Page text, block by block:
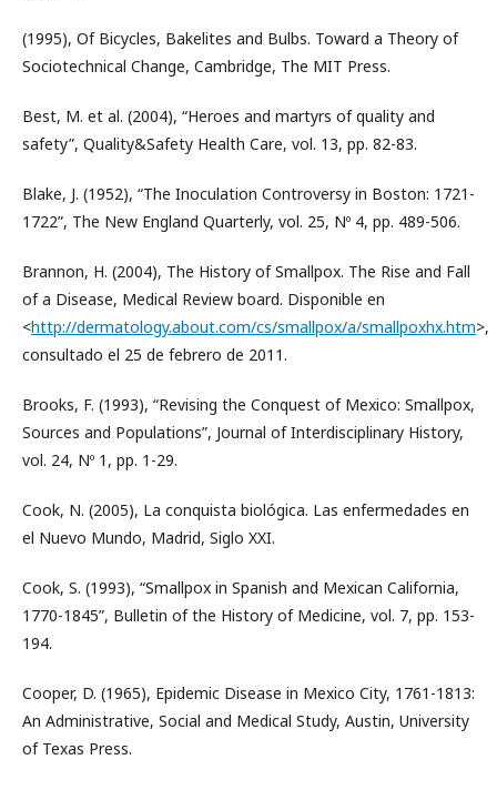
(1995), Of Bicycles, Bakelites and Bulbs. Toward a Theory of
Sociotechnical Change, Cambridge, The MIT Press.
Best, M. et al. (2004), “Heroes and martyrs of quality and
safety”, Quality&Safety Health Care, vol. 13, pp. 82-83.
Blake, J. (1952), “The Inoculation Controversy in Boston: 1721-
1722”, The New England Quarterly, vol. 25, Nº 4, pp. 489-506.
Brannon, H. (2004), The History of Smallpox. The Rise and Fall
of a Disease, Medical Review board. Disponible en
<http://dermatology.about.com/cs/smallpox/a/smallpoxhx.htm>,
consultado el 25 de febrero de 2011.
Brooks, F. (1993), “Revising the Conquest of Mexico: Smallpox,
Sources and Populations”, Journal of Interdisciplinary History,
vol. 24, Nº 1, pp. 1-29.
Cook, N. (2005), La conquista biológica. Las enfermedades en
el Nuevo Mundo, Madrid, Siglo XXI.
Cook, S. (1993), “Smallpox in Spanish and Mexican California,
1770-1845”, Bulletin of the History of Medicine, vol. 7, pp. 153-
194.
Cooper, D. (1965), Epidemic Disease in Mexico City, 1761-1813:
An Administrative, Social and Medical Study, Austin, University
of Texas Press.